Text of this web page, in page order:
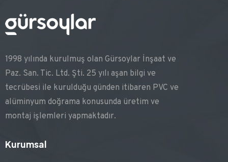
1998 yılında kurulmuş olan Gürsoylar İnşaat ve
Paz. San. Tic. Ltd. Şti. 25 yılı aşan bilgi ve
tecrübesi ile kurulduğu günden itibaren PVC ve
alüminyum doğrama konusunda üretim ve
montaj işlemleri yapmaktadır.
Kurumsal